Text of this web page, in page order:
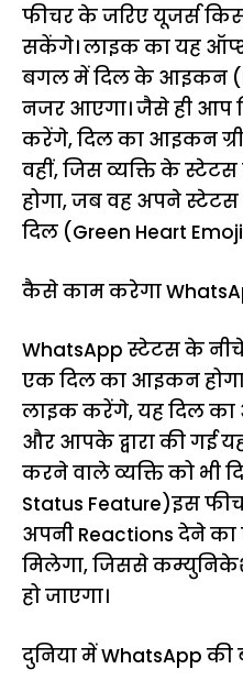
फीचर के जरिए यूजर्स
सकेंगे। लाइक का यह
बगल में दिल के आइकन
नजर आएगा। जैसे ही आप
करेंगे, दिल का आइकन
वहीं, जिस व्यक्ति के
होगा, जब वह अपने
दिल (Green Heart
कैसे काम करेगा
WhatsApp स्टेटस के
एक दिल का आइकन
लाइक करेंगे, यह दिल का
और आपके द्वारा की गई
करने वाले व्यक्ति को भी
Status Feature)इस
अपनी Reactions देने
मिलेगा, जिससे
हो जाएगा।
दुनिया में WhatsApp की